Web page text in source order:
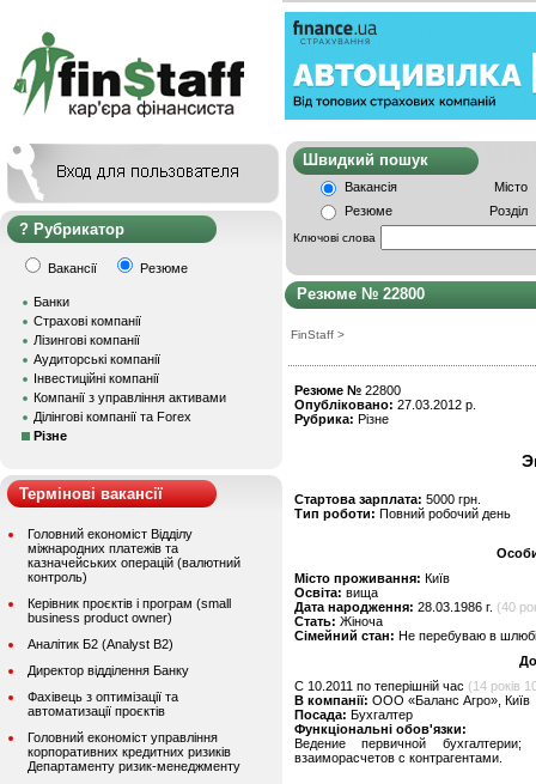
Рубрикатор
Вакансії Резюме
Банки
Страхові компанії
Лізингові компанії
Аудиторські компанії
Інвестиційні компанії
Компанії з управління активами
Ділінгові компанії та Forex
Різне
Термінові вакансії
Головний економіст Відділу
міжнародних платежів та
казначейських операцій (валютний
контроль)
Керівник проєктів і програм (small
business product owner)
Аналітик Б2 (Analyst B2)
Директор відділення Банку
Фахівець з оптимізації та
автоматизації проєктів
Головний економіст управління
корпоративних кредитних ризиків
Департаменту ризик-менеджменту
Швидкий
Вакансія
Місто
Резюме
Розділ
Ключові слова
Резюме № 22800
FinStaff >
Резюме № 22800
Опубліковано: 27.03.2012 р.
Рубрика: Різне
Стартова зарплата: 5000 грн.
Тип роботи: Повний робочий день
Місто проживання: Київ
Освіта: вища
Дата народження: 28.03.1986 г. (40
Стать: Жіноча
Сімейний стан: Не перебуваю в
C 10.2011 по теперішній час (14 років
В компанії: ООО «Баланс Агро», Київ
Посада: Бухгалтер
Функціональні обов'язки:
Ведение первичной
взаиморасчетов с контрагентами.